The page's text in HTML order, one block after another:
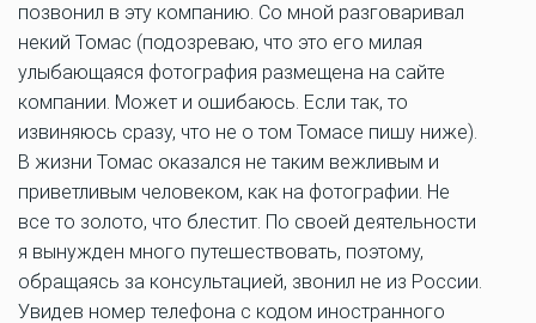
позвонил в эту компанию. Со мной разговаривал
некий Томас (подозреваю, что это его милая
улыбающаяся фотография размещена на сайте
компании. Может и ошибаюсь. Если так, то
извиняюсь сразу, что не о том Томасе пишу ниже).
В жизни Томас оказался не таким вежливым и
приветливым человеком, как на фотографии. Не
все то золото, что блестит. По своей деятельности
я вынужден много путешествовать, поэтому,
обращаясь за консультацией, звонил не из России.
Увидев номер телефона с кодом иностранного